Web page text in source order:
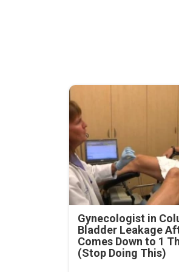
Gynecologist in
Bladder Leakage
Comes Down to 1
(Stop Doing This)